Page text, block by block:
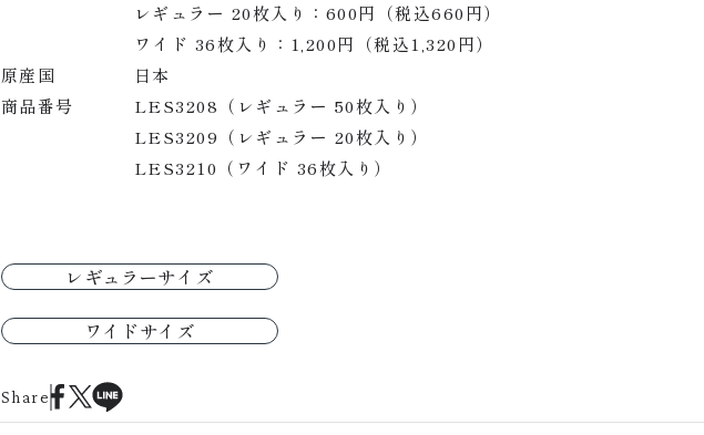
レギュラー 20枚入り：600円（税込660円）
ワイド 36枚入り：1,200円（税込1,320円）
原産国
日本
商品番号
LES3208（レギュラー 50枚入り）
LES3209（レギュラー 20枚入り）
LES3210（ワイド 36枚入り）
レギュラーサイズ
ワイドサイズ
Share